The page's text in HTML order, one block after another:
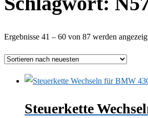
Ergebnisse 41 – 60 von 87 werden
Steuerkette